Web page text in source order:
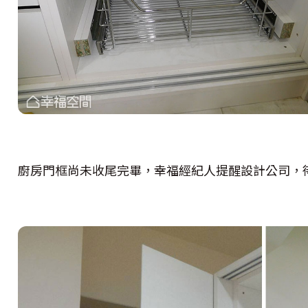
廚房門框尚未收尾完畢，幸福經紀人提醒設計公司